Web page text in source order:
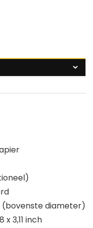
diameter)
3,11 inch